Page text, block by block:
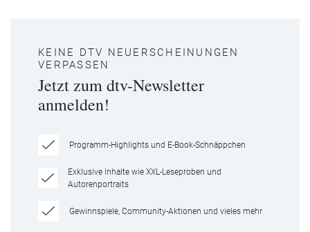
KEINE DTV NEUERSCHEINUNGEN
VERPASSEN
Jetzt zum dtv-Newsletter
anmelden!
Programm-Highlights und E-Book-Schnäppchen
Exklusive Inhalte wie XXL-Leseproben und
Autorenportraits
Gewinnspiele, Community-Aktionen und vieles mehr